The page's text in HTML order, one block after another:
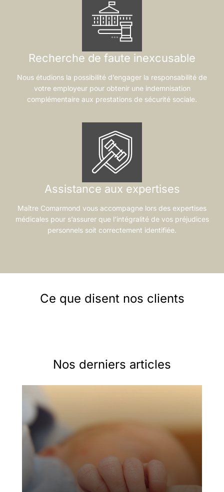
Recherche de faute inexcusable
Nous étudions la possibilité d’engager la responsabilité de
votre employeur pour obtenir une indemnisation
complémentaire aux prestations de sécurité sociale.
Assistance aux expertises
Maître Comarmond vous accompagne lors des expertises
médicales pour s’assurer que l’intégralité de vos préjudices
personnels soit correctement identifiée.
Ce que disent nos clients
Nos derniers articles